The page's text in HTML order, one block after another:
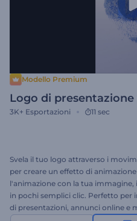
Modello Premium
Logo di presentazione
3K+ Esportazioni 11 sec
Svela il tuo logo attraverso i
per creare un effetto di
l'animazione con la tua immagine,
in pochi semplici clic. Perfetto per
di presentazioni, annunci online e